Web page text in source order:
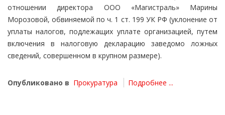
отношении директора ООО «Магистраль» Марины
Морозовой, обвиняемой по ч. 1 ст. 199 УК РФ (уклонение от
уплаты налогов, подлежащих уплате организацией, путем
включения в налоговую декларацию заведомо ложных
сведений, совершенном в крупном размере).
Опубликовано в Прокуратура Подробнее ...